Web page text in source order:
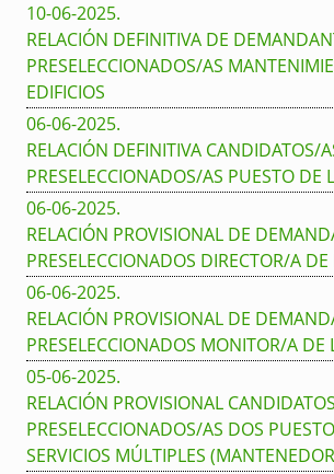
10-06-2025.
RELACIÓN DEFINITIVA DE
PRESELECCIONADOS/AS
EDIFICIOS
06-06-2025.
RELACIÓN DEFINITIVA CANDIDATOS/
PRESELECCIONADOS/AS PUESTO DE
06-06-2025.
RELACIÓN PROVISIONAL DE
PRESELECCIONADOS DIRECTOR/A
06-06-2025.
RELACIÓN PROVISIONAL DE
PRESELECCIONADOS MONITOR/A DE
05-06-2025.
RELACIÓN PROVISIONAL
PRESELECCIONADOS/AS DOS
SERVICIOS MÚLTIPLES